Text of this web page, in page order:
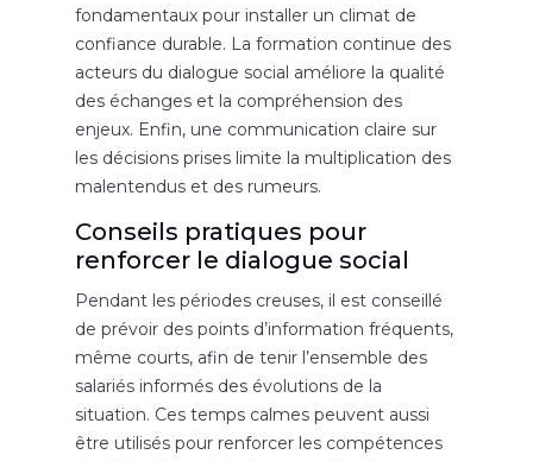
fondamentaux pour installer un climat de
confiance durable. La formation continue des
acteurs du dialogue social améliore la qualité
des échanges et la compréhension des
enjeux. Enfin, une communication claire sur
les décisions prises limite la multiplication des
malentendus et des rumeurs.
Conseils pratiques pour
renforcer le dialogue social
Pendant les périodes creuses, il est conseillé
de prévoir des points d’information fréquents,
même courts, afin de tenir l’ensemble des
salariés informés des évolutions de la
situation. Ces temps calmes peuvent aussi
être utilisés pour renforcer les compétences